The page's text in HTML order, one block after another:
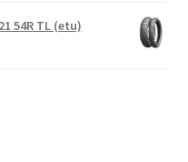
54R TL (etu)